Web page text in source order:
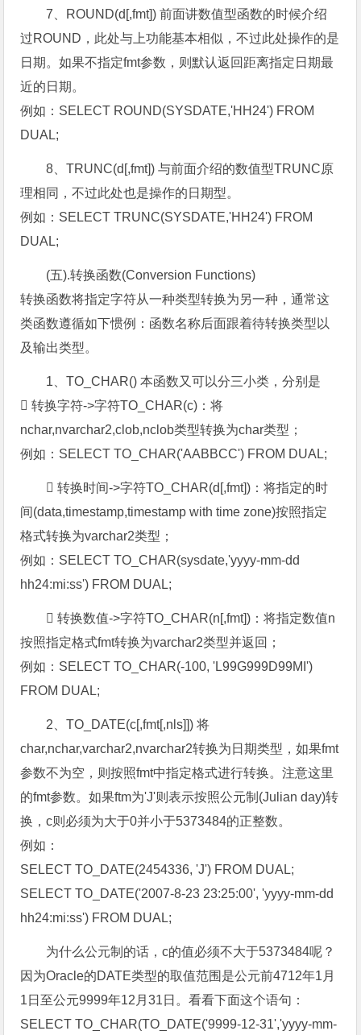
7、ROUND(d[,fmt]) 前面讲数值型函数的时候介绍
过ROUND，此处与上功能基本相似，不过此处操作的是
日期。如果不指定fmt参数，则默认返回距离指定日期最
近的日期。
例如：SELECT ROUND(SYSDATE,'HH24') FROM
DUAL;
8、TRUNC(d[,fmt]) 与前面介绍的数值型TRUNC原
理相同，不过此处也是操作的日期型。
例如：SELECT TRUNC(SYSDATE,'HH24') FROM
DUAL;
(五).转换函数(Conversion Functions)
转换函数将指定字符从一种类型转换为另一种，通常这
类函数遵循如下惯例：函数名称后面跟着待转换类型以
及输出类型。
1、TO_CHAR() 本函数又可以分三小类，分别是
 转换字符->字符TO_CHAR(c)：将
nchar,nvarchar2,clob,nclob类型转换为char类型；
例如：SELECT TO_CHAR('AABBCC') FROM DUAL;
 转换时间->字符TO_CHAR(d[,fmt])：将指定的时
间(data,timestamp,timestamp with time zone)按照指定
格式转换为varchar2类型；
例如：SELECT TO_CHAR(sysdate,'yyyy-mm-dd
hh24:mi:ss') FROM DUAL;
 转换数值->字符TO_CHAR(n[,fmt])：将指定数值n
按照指定格式fmt转换为varchar2类型并返回；
例如：SELECT TO_CHAR(-100, 'L99G999D99MI')
FROM DUAL;
2、TO_DATE(c[,fmt[,nls]]) 将
char,nchar,varchar2,nvarchar2转换为日期类型，如果fmt
参数不为空，则按照fmt中指定格式进行转换。注意这里
的fmt参数。如果ftm为'J'则表示按照公元制(Julian day)转
换，c则必须为大于0并小于5373484的正整数。
例如：
SELECT TO_DATE(2454336, 'J') FROM DUAL;
SELECT TO_DATE('2007-8-23 23:25:00', 'yyyy-mm-dd
hh24:mi:ss') FROM DUAL;
为什么公元制的话，c的值必须不大于5373484呢？
因为Oracle的DATE类型的取值范围是公元前4712年1月
1日至公元9999年12月31日。看看下面这个语句：
SELECT TO_CHAR(TO_DATE('9999-12-31','yyyy-mm-